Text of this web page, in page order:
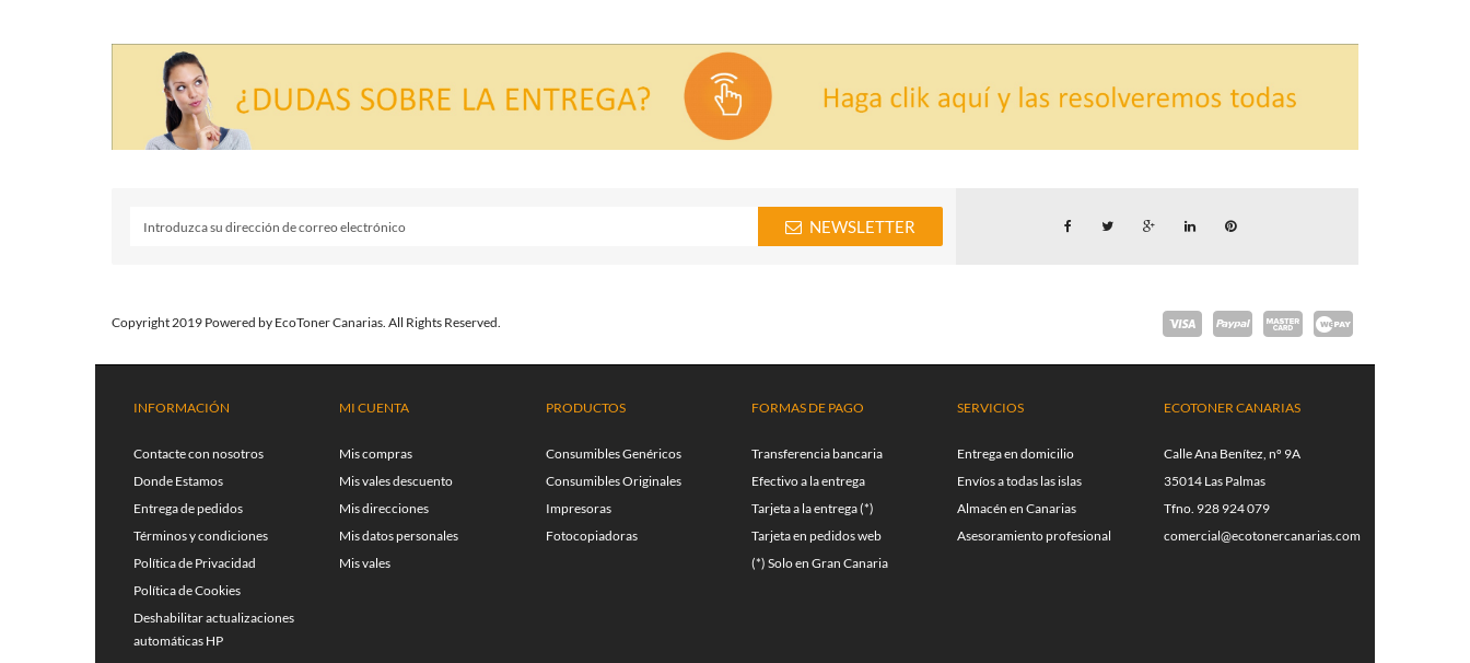
NEWSLETTER
Copyright 2019 Powered by EcoToner Canarias. All Rights Reserved.
INFORMACIÓN
Contacte con nosotros
Donde Estamos
Entrega de pedidos
Términos y condiciones
Política de Privacidad
Política de Cookies
Deshabilitar actualizaciones
automáticas HP
MI CUENTA
Mis compras
Mis vales descuento
Mis direcciones
Mis datos personales
Mis vales
PRODUCTOS
Consumibles Genéricos
Consumibles Originales
Impresoras
Fotocopiadoras
FORMAS DE PAGO
Transferencia bancaria
Efectivo a la entrega
Tarjeta a la entrega (*)
Tarjeta en pedidos web
(*) Solo en Gran Canaria
SERVICIOS
Entrega en domicilio
Envíos a todas las islas
Almacén en Canarias
Asesoramiento profesional
ECOTONER CANARIAS
Calle Ana Benítez, nº 9A
35014 Las Palmas
Tfno. 928 924 079
comercial@ecotonercanarias.com